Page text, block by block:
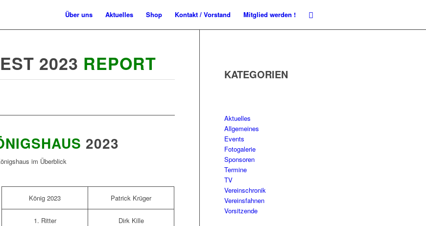
Über uns Aktuelles Shop Kontakt / Vorstand Mitglied werden !
2023 REPORT
2023
im Überblick
König 2023 Patrick Krüger
1. Ritter Dirk Kille
KATEGORIEN
Aktuelles
Allgemeines
Events
Fotogalerie
Sponsoren
Termine
TV
Vereinschronik
Vereinsfahnen
Vorsitzende